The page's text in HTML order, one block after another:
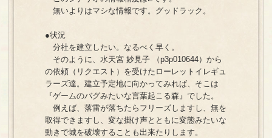
無いよりはマシな情報です。グッドラック。
●状況
分社を建立したい。なるべく早く。
そのように、水天宮 妙見子 （p3p010644）から
の依頼（リクエスト）を受けたローレットイレギュ
ラーズ達。建立予定地に向かってみれば、そこは
『ゲームのバグみたいな言葉起こる森』でした。
例えば、落雷が落ちたらフリーズしますし、無を
取得できますし、変な掛け声とともに変態みたいな
動きで城を破壊することも出来たりします。